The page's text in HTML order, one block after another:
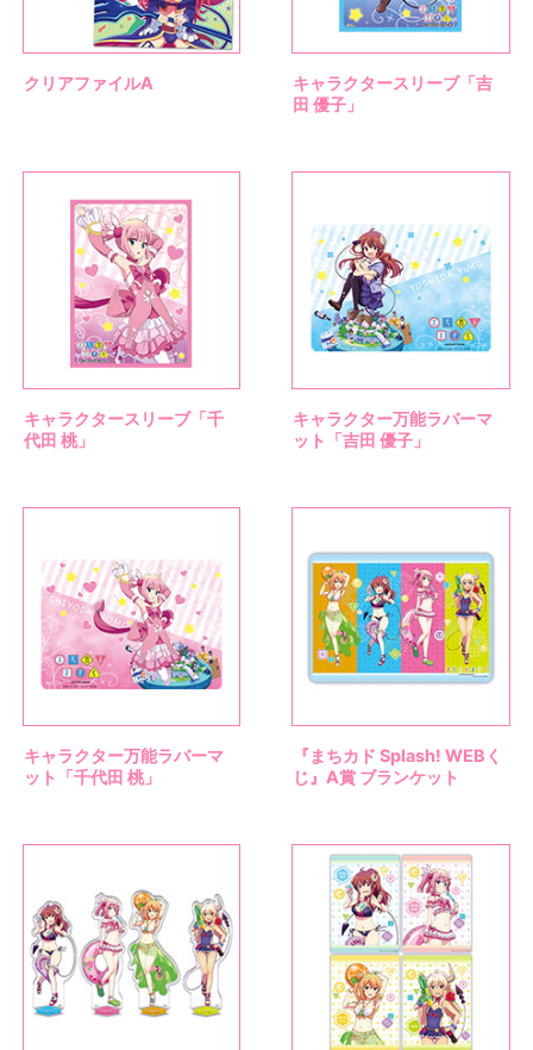
クリアファイルA
キャラクタースリーブ「吉
田 優子」
キャラクタースリーブ「千
代田 桃」
キャラクター万能ラバーマ
ット「吉田 優子」
キャラクター万能ラバーマ
ット「千代田 桃」
『まちカド Splash! WEBく
じ』A賞 ブランケット